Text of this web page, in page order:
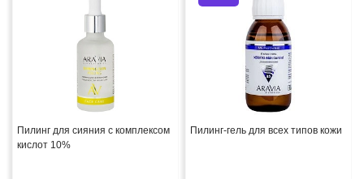
Пилинг для сияния с комплексом
кислот 10%
Пилинг-гель для всех типов кожи